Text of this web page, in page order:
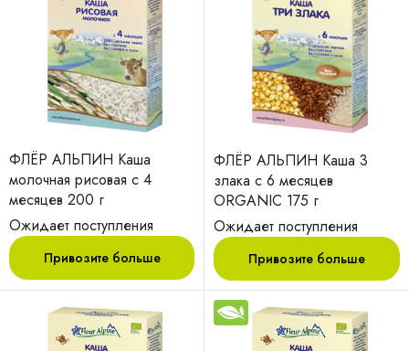
ФЛЁР АЛЬПИН Каша
молочная рисовая с 4
месяцев 200 г
Ожидает поступления
Привозите больше
ФЛЁР АЛЬПИН Каша 3
злака с 6 месяцев
ORGANIC 175 г
Ожидает поступления
Привозите больше